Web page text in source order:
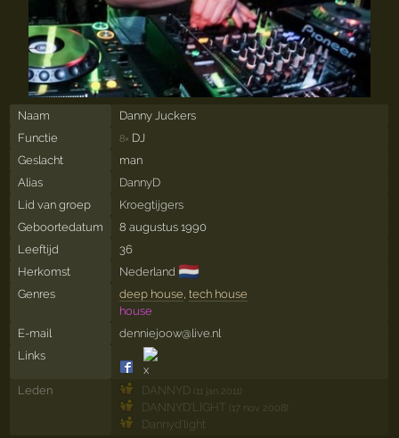
Naam
Danny Juckers
Functie
8× DJ
Geslacht
man
Alias
DannyD
Lid van groep
Kroegtijgers
Geboortedatum
8 augustus 1990
Leeftijd
36
Herkomst
Nederland 🇳🇱
Genres deep house tech house
house
E-mail
denniejoow@live.nl
Links
Leden DANNYD (11 jan 2011)
DANNYD'LIGHT (17 nov 2008)
Dannyd'light